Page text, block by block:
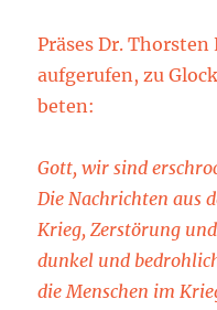
Präses Dr.
aufgerufen, zu
beten:
Gott, wir sind
Die Nachrichten aus
Krieg, Zerstörung
dunkel und
die Menschen im